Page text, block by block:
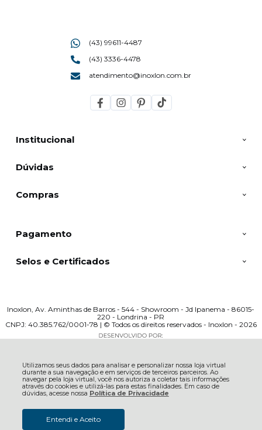
Utilizamos seus dados para analisar e personalizar nossa loja virtual
durante a sua navegação e em serviços de terceiros parceiros. Ao
navegar pela loja virtual, você nos autoriza a coletar tais informações
através do cookies e utilizá-las para estas finalidades. Em caso de
dúvidas, acesse nossa Política de Privacidade
Entendi e Aceito
Institucional
Dúvidas
Compras
(43) 99611-4487
(43) 3336-4478
atendimento@inoxlon.com.br
Pagamento
Selos e Certificados
Inoxlon, Av. Aminthas de Barros - 544 - Showroom - Jd Ipanema - 86015-
220 - Londrina - PR
CNPJ: 40.385.762/0001-78 | © Todos os direitos reservados - Inoxlon - 2026
R$ 1.673,07
à vista no boleto ou pix